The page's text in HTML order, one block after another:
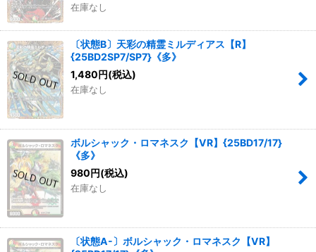
在庫なし
〔状態B〕天彩の精霊ミルディアス【R】
{25BD2SP7/SP7}《多》
1,480円(税込)
在庫なし
ボルシャック・ロマネスク【VR】{25BD17/17}
《多》
980円(税込)
在庫なし
〔状態A-〕ボルシャック・ロマネスク【VR】